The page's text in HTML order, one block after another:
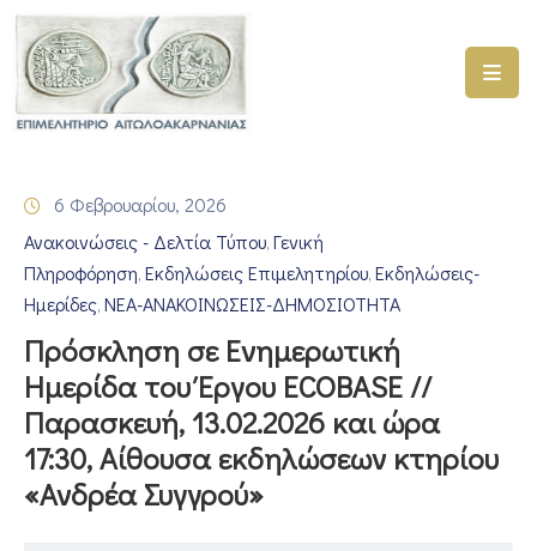
ΑΡΧΙΚΗ
ΓΕΜΗ
–
ΥΜΣ
ΕΠΙΜΕΛΗΤΗΡΙΟΥ
ΣΥΜΜΕΤΟΧΗ
ΣΕ
ΕΤΑΙΡΕΙΕΣ
ΕΠΙΚΑΙΡΟΤΗΤΑ
6 Φεβρουαρίου, 2026
Ανακοινώσεις - Δελτία Τύπου‚ Γενική
Πληροφόρηση‚ Εκδηλώσεις Επιμελητηρίου‚ Εκδηλώσεις-
Ημερίδες‚ ΝΕΑ-ΑΝΑΚΟΙΝΩΣΕΙΣ-ΔΗΜΟΣΙΟΤΗΤΑ
Πρόσκληση σε Ενημερωτική
Ημερίδα του Έργου ECOBASE //
Παρασκευή, 13.02.2026 και ώρα
17:30, Αίθουσα εκδηλώσεων κτηρίου
«Ανδρέα Συγγρού»